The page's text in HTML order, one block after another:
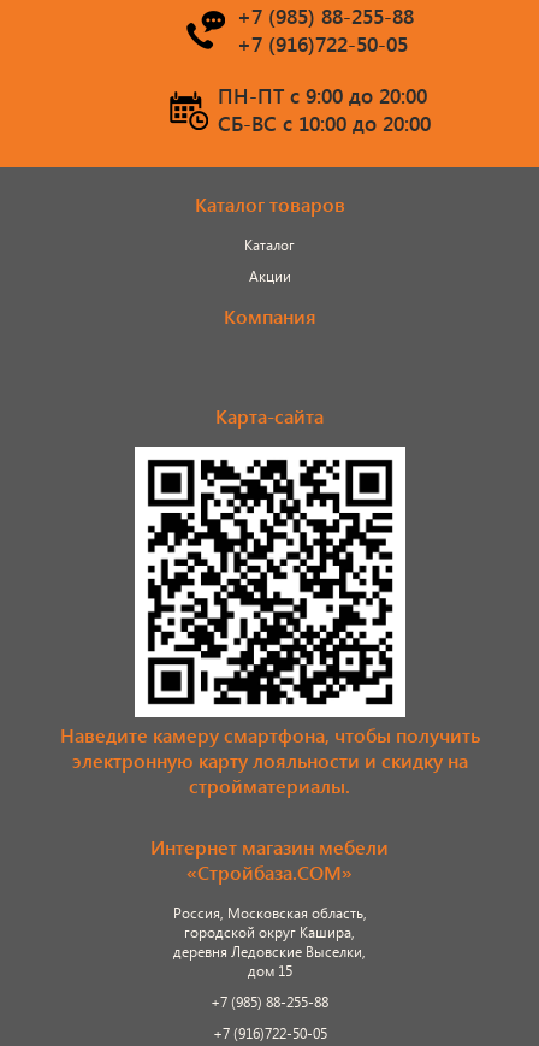
+7 (985) 88-255-88
+7 (916)722-50-05
ПН-ПТ c 9:00 до 20:00
СБ-ВС c 10:00 до 20:00
Каталог товаров
Каталог
Акции
Компания
Карта-сайта
Наведите камеру смартфона, чтобы получить
электронную карту лояльности и скидку на
стройматериалы.
Интернет магазин мебели
«Стройбаза.COM»
Россия, Московская область,
городской округ Кашира,
деревня Ледовские Выселки,
дом 15
+7 (985) 88-255-88
+7 (916)722-50-05